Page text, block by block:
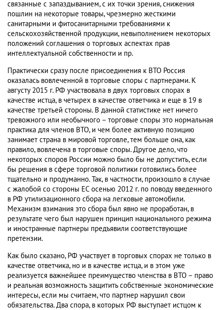
связанные с запаздыванием, с их точки зрения, снижения
пошлин на некоторые товары, чрезмерно жесткими
санитарными и фитосанитарными требованиями к
сельскохозяйственной продукции, невыполнением некоторых
положений соглашения о торговых аспектах прав
интеллектуальной собственности и пр.
Практически сразу после присоединения к ВТО Россия
оказалась вовлеченной в торговые споры с партнерами. К
августу 2015 г. РФ участвовала в двух торговых спорах в
качестве истца, в четырех в качестве ответчика и еще в 19 в
качестве третьей стороны. В данной статистике нет ничего
тревожного или необычного – торговые споры это нормальная
практика для членов ВТО, и чем более активную позицию
занимает страна в мировой торговле, тем больше она, как
правило, вовлечена в торговые споры. Другое дело, что
некоторых споров России можно было бы не допустить, если
бы решения в сфере торговой политики готовились более
тщательно и продуманно. Так, в частности, произошло в случае
с жалобой со стороны ЕС осенью 2012 г. по поводу введенного
в РФ утилизационного сбора на легковые автомобили.
Механизм взимания это сбора был явно не проработан, в
результате чего был нарушен принцип национального режима
и иностранные партнеры предъявили соответствующие
претензии.
Как было сказано, РФ участвует в торговых спорах не только в
качестве ответчика, но и в качестве истца, и в этом уже
реализуется важнейшее преимущество членства в ВТО – право
и реальная возможность защитить собственные экономические
интересы, если мы считаем, что партнер нарушил свои
обязательства. Два спора, в которых РФ выступает истцом к